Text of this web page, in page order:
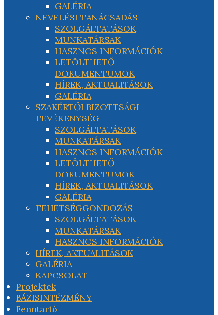
GALÉRIA
NEVELÉSI TANÁCSADÁS
SZOLGÁLTATÁSOK
MUNKATÁRSAK
HASZNOS INFORMÁCIÓK
LETÖLTHETŐ
DOKUMENTUMOK
HÍREK, AKTUALITÁSOK
GALÉRIA
SZAKÉRTŐI BIZOTTSÁGI
TEVÉKENYSÉG
SZOLGÁLTATÁSOK
MUNKATÁRSAK
HASZNOS INFORMÁCIÓK
LETÖLTHETŐ
DOKUMENTUMOK
HÍREK, AKTUALITÁSOK
GALÉRIA
TEHETSÉGGONDOZÁS
SZOLGÁLTATÁSOK
MUNKATÁRSAK
HASZNOS INFORMÁCIÓK
HÍREK, AKTUALITÁSOK
GALÉRIA
KAPCSOLAT
Projektek
BÁZISINTÉZMÉNY
Fenntartó